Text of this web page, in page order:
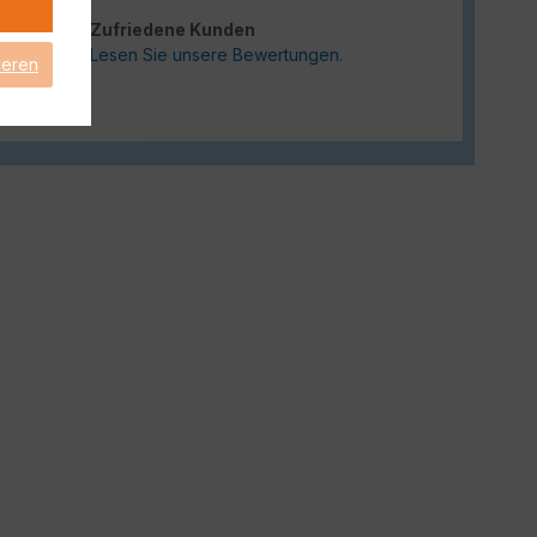
Zufriedene Kunden
Lesen Sie unsere Bewertungen.